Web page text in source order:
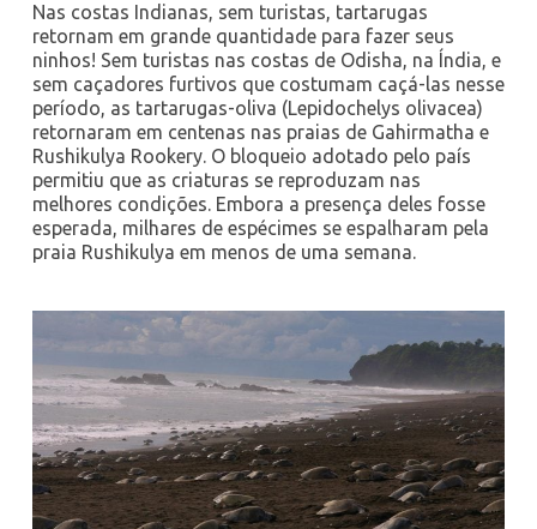
Nas costas Indianas, sem turistas, tartarugas
retornam em grande quantidade para fazer seus
ninhos! Sem turistas nas costas de Odisha, na Índia, e
sem caçadores furtivos que costumam caçá-las nesse
período, as tartarugas-oliva (Lepidochelys olivacea)
retornaram em centenas nas praias de Gahirmatha e
Rushikulya Rookery. O bloqueio adotado pelo país
permitiu que as criaturas se reproduzam nas
melhores condições. Embora a presença deles fosse
esperada, milhares de espécimes se espalharam pela
praia Rushikulya em menos de uma semana.